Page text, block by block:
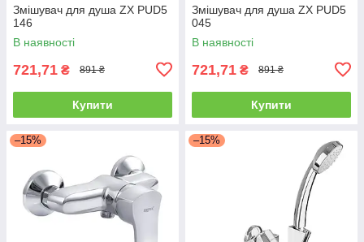
Змішувач для душа ZX PUD5
146
В наявності
721,71 ₴ 891 ₴
Купити
Змішувач для душа ZX PUD5
045
В наявності
721,71 ₴ 891 ₴
Купити
–15% –15%